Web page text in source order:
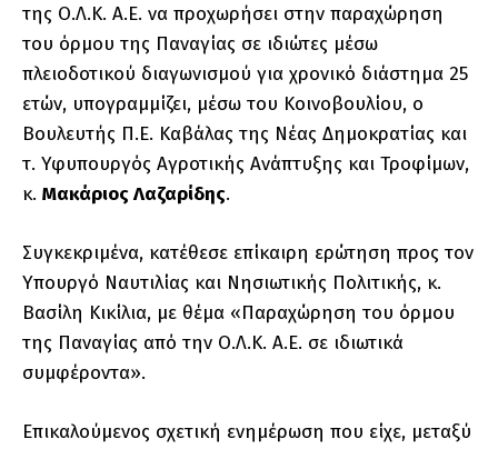
της Ο.Λ.Κ. Α.Ε. να προχωρήσει στην παραχώρηση
του όρμου της Παναγίας σε ιδιώτες μέσω
πλειοδοτικού διαγωνισμού για χρονικό διάστημα 25
ετών, υπογραμμίζει, μέσω του Κοινοβουλίου, ο
Βουλευτής Π.Ε. Καβάλας της Νέας Δημοκρατίας και
τ. Υφυπουργός Αγροτικής Ανάπτυξης και Τροφίμων,
κ. Μακάριος Λαζαρίδης.
Συγκεκριμένα, κατέθεσε επίκαιρη ερώτηση προς τον
Υπουργό Ναυτιλίας και Νησιωτικής Πολιτικής, κ.
Βασίλη Κικίλια, με θέμα «Παραχώρηση του όρμου
της Παναγίας από την Ο.Λ.Κ. Α.Ε. σε ιδιωτικά
συμφέροντα».
Επικαλούμενος σχετική ενημέρωση που είχε, μεταξύ